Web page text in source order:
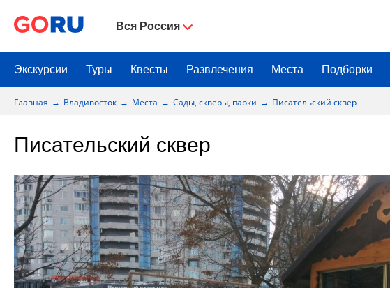
Вся Россия
Экскурсии Туры Квесты Развлечения Места Подборки
Главная Владивосток Места Сады, скверы, парки Писательский сквер
Писательский сквер